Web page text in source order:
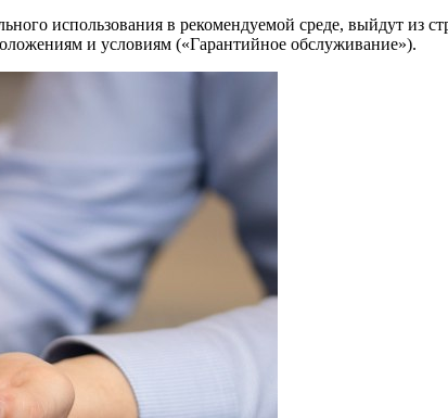
использования в рекомендуемой среде, выйдут из
и условиям («Гарантийное обслуживание»).